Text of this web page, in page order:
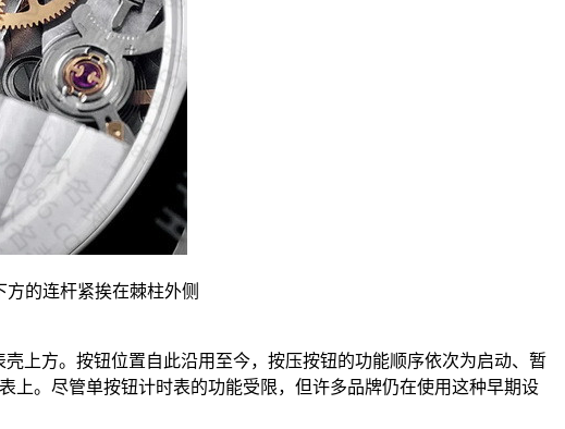
的连杆紧挨在棘柱外侧
上方。按钮位置自此沿用至今，按压按钮的功能顺序依次为启动、暂
上。尽管单按钮计时表的功能受限，但许多品牌仍在使用这种早期设